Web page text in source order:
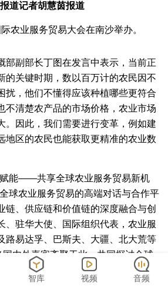
道记者胡慧茵报道
农业服务贸易大会在南沙举办。
部副部长丁图在发言中表示，当前正
的关键时期，数以百万计的农民因不
扰，他们不懂得应该种植哪些更符合
不清楚农产品的市场价格，农业市场
。因此，我们需要进行变革，例如建
地区的农民也能获取更精准的农业数
赋能——共享全球农业服务贸易新机
球农业服务贸易的高端对话与合作平
链、供应链和价值链的深度融合与创
、驻华大使、国际组织代表，农业服
路易达孚、巴斯夫、大疆、北大荒等
内外嘉宾齐聚于此，共同探讨全球
势与合作机遇。
智库 视频 音频